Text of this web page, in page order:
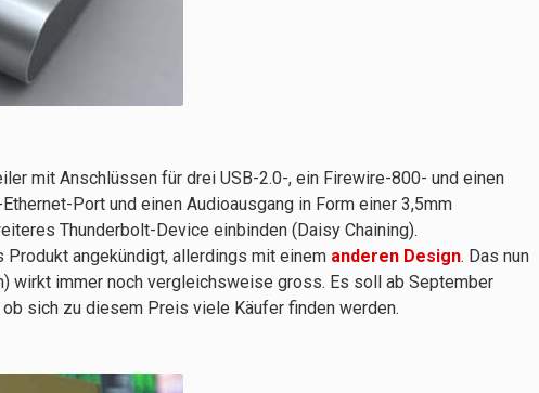
mit Anschlüssen für drei USB-2.0-, ein Firewire-800- und einen
Port und einen Audioausgang in Form einer 3,5mm
Thunderbolt-Device einbinden (Daisy Chaining).
Produkt angekündigt, allerdings mit einem anderen Design. Das nun
wirkt immer noch vergleichsweise gross. Es soll ab September
sich zu diesem Preis viele Käufer finden werden.